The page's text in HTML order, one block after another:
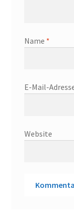
Name *
E-Mail-
Website